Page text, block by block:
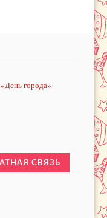
«День города»
СВЯЗЬ